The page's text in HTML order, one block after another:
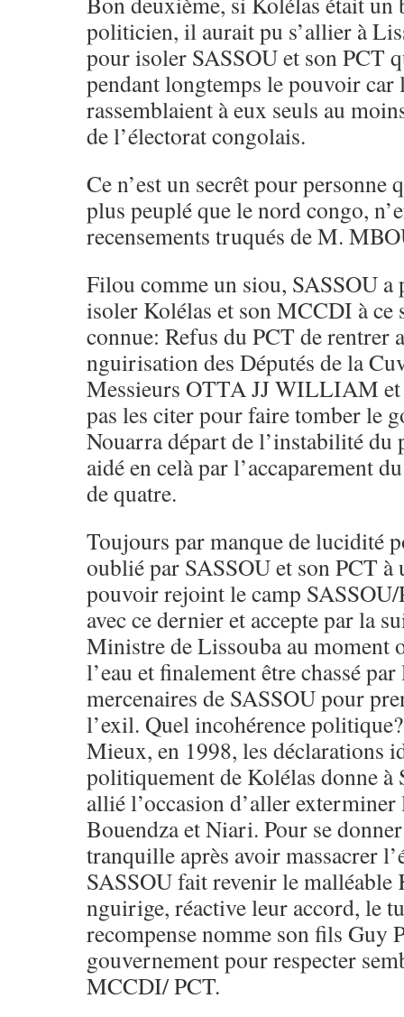
politicien, il aurait pu s’allier à
pour isoler SASSOU et son PCT
pendant longtemps le pouvoir car
rassemblaient à eux seuls au
de l’électorat congolais.
Ce n’est un secrêt pour personne
plus peuplé que le nord congo,
recensements truqués de M.
Filou comme un siou, SASSOU a
isoler Kolélas et son MCCDI à ce
connue: Refus du PCT de rentrer
nguirisation des Députés de la
Messieurs OTTA JJ WILLIAM
pas les citer pour faire tomber le
Nouarra départ de l’instabilité du
aidé en celà par l’accaparement
de quatre.
Toujours par manque de lucidité
oublié par SASSOU et son PCT
pouvoir rejoint le camp
avec ce dernier et accepte par la
Ministre de Lissouba au moment
l’eau et finalement être chassé
mercenaires de SASSOU pour
l’exil. Quel incohérence politique?
Mieux, en 1998, les déclarations
politiquement de Kolélas donne à
allié l’occasion d’aller
Bouendza et Niari. Pour se
tranquille après avoir massacrer
SASSOU fait revenir le malléable
nguirige, réactive leur accord, le
recompense nomme son fils Guy
gouvernement pour respecter
MCCDI/ PCT.